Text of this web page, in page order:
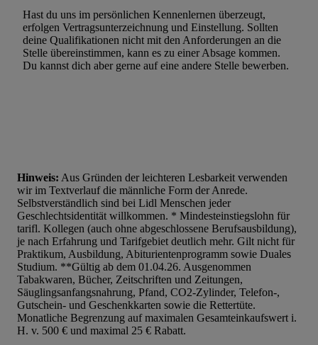
Hast du uns im persönlichen Kennenlernen überzeugt,
erfolgen Vertragsunterzeichnung und Einstellung. Sollten
deine Qualifikationen nicht mit den Anforderungen an die
Stelle übereinstimmen, kann es zu einer Absage kommen.
Du kannst dich aber gerne auf eine andere Stelle bewerben.
Hinweis: Aus Gründen der leichteren Lesbarkeit verwenden
wir im Textverlauf die männliche Form der Anrede.
Selbstverständlich sind bei Lidl Menschen jeder
Geschlechtsidentität willkommen. * Mindesteinstiegslohn für
tarifl. Kollegen (auch ohne abgeschlossene Berufsausbildung),
je nach Erfahrung und Tarifgebiet deutlich mehr. Gilt nicht für
Praktikum, Ausbildung, Abiturientenprogramm sowie Duales
Studium. **Gültig ab dem 01.04.26. Ausgenommen
Tabakwaren, Bücher, Zeitschriften und Zeitungen,
Säuglingsanfangsnahrung, Pfand, CO2-Zylinder, Telefon-,
Gutschein- und Geschenkkarten sowie die Rettertüte.
Monatliche Begrenzung auf maximalen Gesamteinkaufswert i.
H. v. 500 € und maximal 25 € Rabatt.
Werbung. Speichern von oder Zugriff auf Informationen auf
Entwicklung und Verbesserung der Angebote. Analyse von
Statistiken oder Kombinationen von Daten aus verschiedenen
Verwendung reduzierter Daten zur Auswahl von